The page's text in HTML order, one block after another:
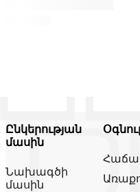
Ընկերության
մասին
Նախագծի
մասին